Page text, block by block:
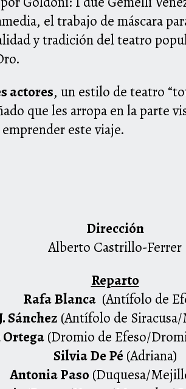
el trabajo de máscara
y tradición del teatro
actores, un estilo de teatro
que les arropa en la parte
este viaje.
Dirección
Alberto Castrillo-Ferrer
Reparto
Rafa Blanca(Antífolo de
Sánchez (Antífolo de
(Dromio de Efeso/
Silvia De Pé (Adriana)
Antonia Paso (Duquesa/